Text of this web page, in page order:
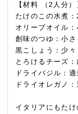
【材料 （2人分）
たけのこの水煮
オリーブオイル：
創味のつゆ：小さ
黒こしょう：少々
とろけるチーズ
ドライバジル：適
ドライオレガノ
イタリアにもた